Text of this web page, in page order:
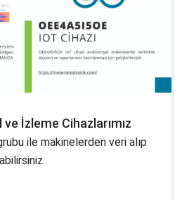
İzleme Cihazlarımız
ile makinelerden veri alıp